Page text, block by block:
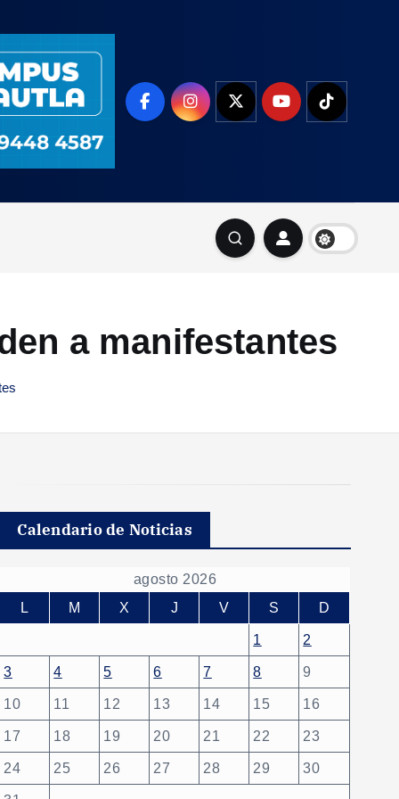
a manifestantes
Calendario de Noticias
agosto 2026
L
M X J V S D
1 2
3 4 5 6 7 8 9
10 11 12 13 14 15 16
17 18 19 20 21 22 23
24 25 26 27 28 29 30